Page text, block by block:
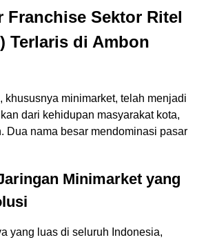
Franchise Sektor Ritel
Terlaris di Ambon
khususnya minimarket, telah menjadi
dari kehidupan masyarakat kota,
Dua nama besar mendominasi pasar
Minimarket yang
yang luas di seluruh Indonesia,